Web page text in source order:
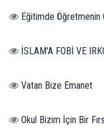
Eğitimde Öğretmenin
İSLAM'A FOBİ VE
Vatan Bize Emanet
Okul Bizim İçin Bir